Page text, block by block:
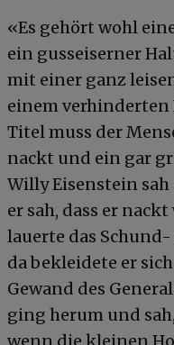
«Es gehört wohl
ein gusseiserner
mit einer ganz
einem
Titel muss der
nackt und ein gar
Willy Eisenstein
er sah, dass er
lauerte das
da bekleidete er
Gewand des
ging herum und
wenn die kleinen